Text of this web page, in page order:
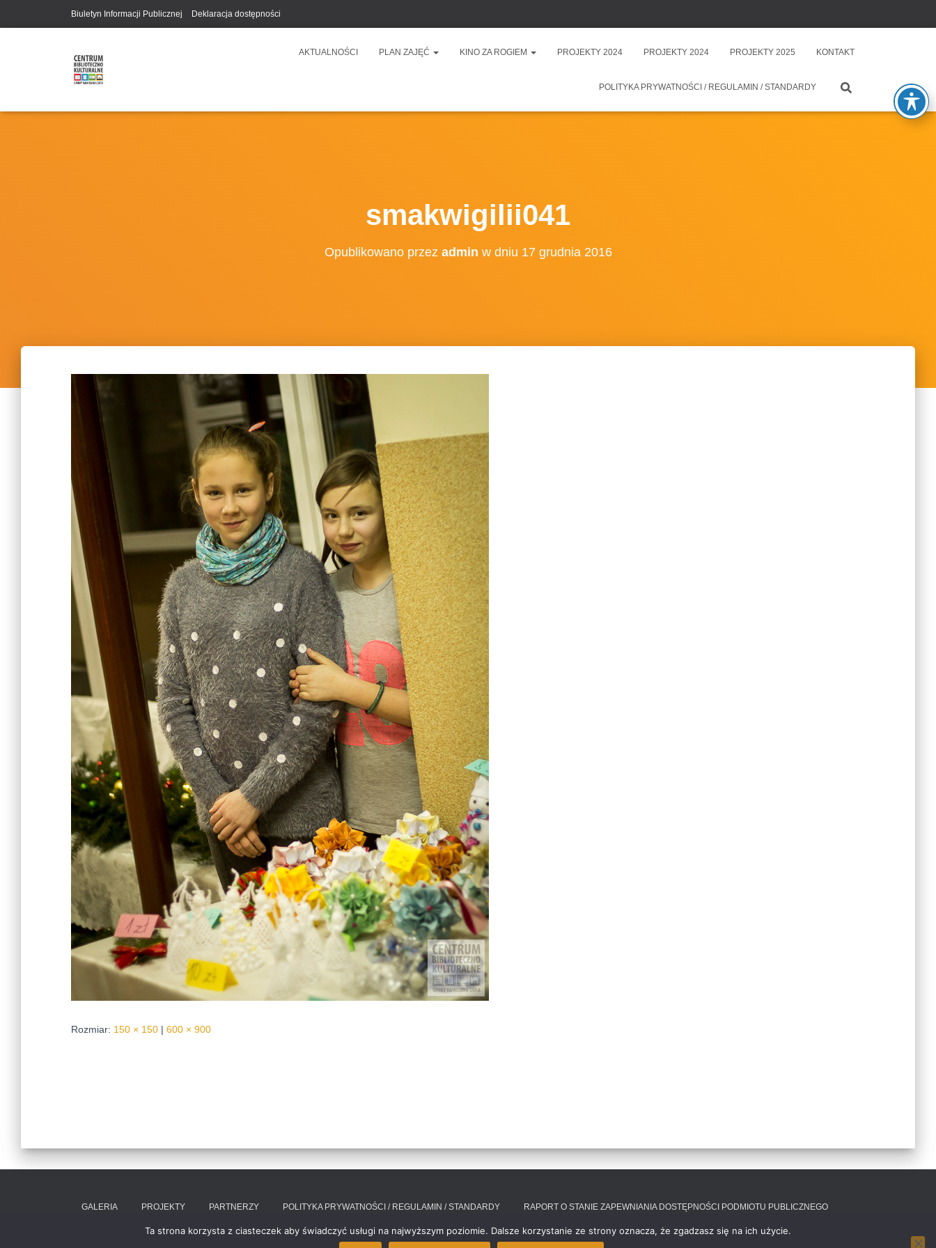
Biuletyn Informacji Publicznej Deklaracja dostępności
AKTUALNOŚCI PLAN ZAJĘĆ KINO ZA ROGIEM PROJEKTY 2024 PROJEKTY 2024 PROJEKTY 2025 KONTAKT
POLITYKA PRYWATNOŚCI / REGULAMIN / STANDARDY
smakwigilii041
Opublikowano przez admin w dniu 17 grudnia 2016
Rozmiar: 150 × 150 | 600 × 900
GALERIA PROJEKTY PARTNERZY POLITYKA PRYWATNOŚCI / REGULAMIN / STANDARDY RAPORT O STANIE ZAPEWNIANIA DOSTĘPNOŚCI PODMIOTU PUBLICZNEGO
Ta strona korzysta z ciasteczek aby świadczyć usługi na najwyższym poziomie. Dalsze korzystanie ze strony oznacza, że zgadzasz się na ich użycie.